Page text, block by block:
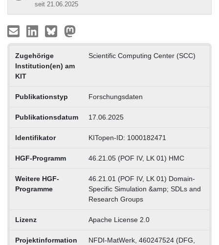
seit 21.06.2025
Zugehörige
Institution(en) am
KIT
Scientific Computing Center (SCC)
Publikationstyp Forschungsdaten
Publikationsdatum 17.06.2025
Identifikator KITopen-ID: 1000182471
HGF-Programm 46.21.05 (POF IV, LK 01) HMC
Weitere HGF-
Programme
46.21.01 (POF IV, LK 01) Domain-
Specific Simulation &amp; SDLs and
Research Groups
Lizenz Apache License 2.0
Projektinformation
NFDI-MatWerk, 460247524 (DFG,